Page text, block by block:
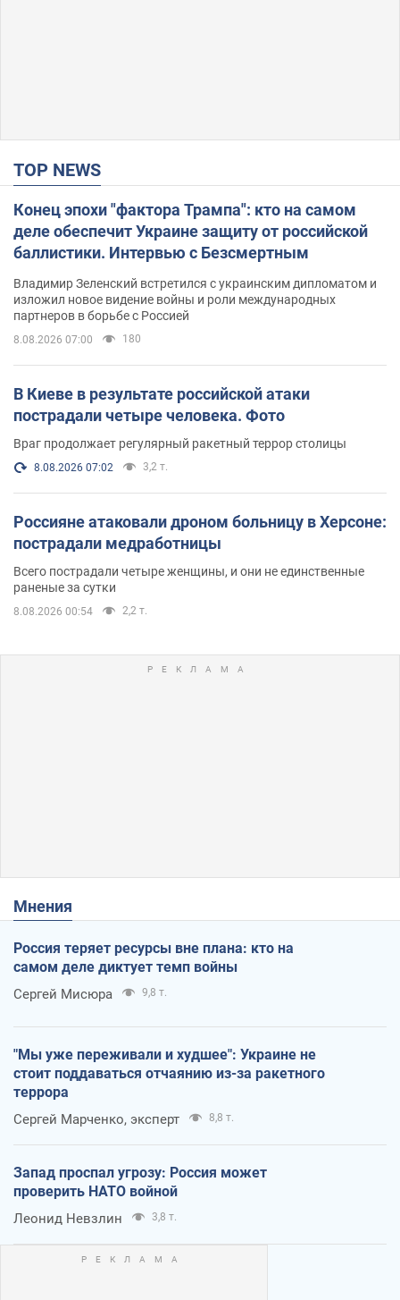
TOP NEWS
Конец эпохи "фактора Трампа": кто на самом
деле обеспечит Украине защиту от российской
баллистики. Интервью с Безсмертным
Владимир Зеленский встретился с украинским дипломатом и
изложил новое видение войны и роли международных
партнеров в борьбе с Россией
8.08.2026 07:00 180
В Киеве в результате российской атаки
пострадали четыре человека. Фото
Враг продолжает регулярный ракетный террор столицы
8.08.2026 07:02 3,2 т.
Россияне атаковали дроном больницу в Херсоне:
пострадали медработницы
Всего пострадали четыре женщины, и они не единственные
раненые за сутки
8.08.2026 00:54 2,2 т.
Мнения
Россия теряет ресурсы вне плана: кто на
самом деле диктует темп войны
Сергей Мисюра 9,8 т.
"Мы уже переживали и худшее": Украине не
стоит поддаваться отчаянию из-за ракетного
террора
Сергей Марченко, эксперт 8,8 т.
Запад проспал угрозу: Россия может
проверить НАТО войной
Леонид Невзлин 3,8 т.